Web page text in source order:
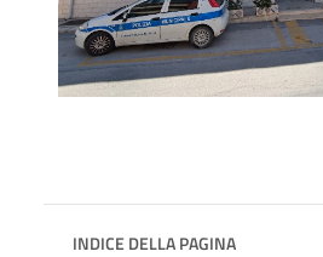
INDICE DELLA PAGINA